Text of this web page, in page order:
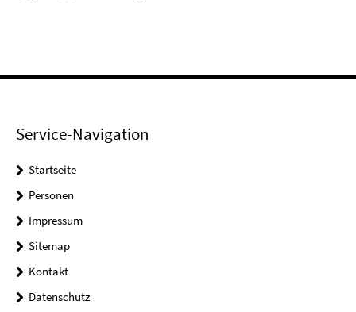
Service-Navigation
Startseite
Personen
Impressum
Sitemap
Kontakt
Datenschutz